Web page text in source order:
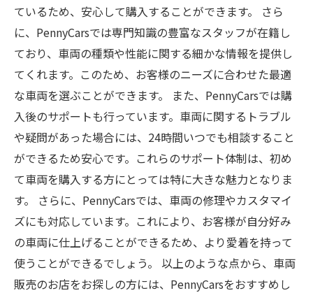
ているため、安心して購入することができます。 さら
に、PennyCarsでは専門知識の豊富なスタッフが在籍し
ており、車両の種類や性能に関する細かな情報を提供し
てくれます。このため、お客様のニーズに合わせた最適
な車両を選ぶことができます。 また、PennyCarsでは購
入後のサポートも行っています。車両に関するトラブル
や疑問があった場合には、24時間いつでも相談すること
ができるため安心です。これらのサポート体制は、初め
て車両を購入する方にとっては特に大きな魅力となりま
す。 さらに、PennyCarsでは、車両の修理やカスタマイ
ズにも対応しています。これにより、お客様が自分好み
の車両に仕上げることができるため、より愛着を持って
使うことができるでしょう。 以上のような点から、車両
販売のお店をお探しの方には、PennyCarsをおすすめし